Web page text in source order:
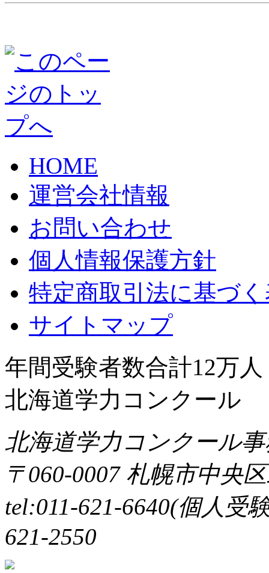
HOME
運営会社情報
お問い合わせ
個人情報保護方針
特定商取引法に基づ
サイトマップ
年間受験者数合計12万
北海道学力コンクール
北海道学力コンクール
〒060-0007 札幌市中央
tel:011-621-6640(個人
621-2550